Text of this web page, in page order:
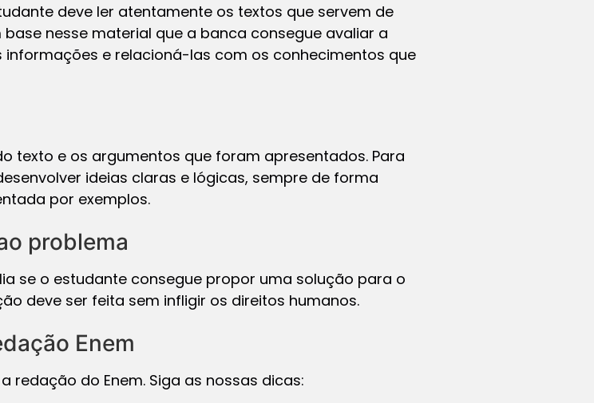
deve ler atentamente os textos que servem de
nesse material que a banca consegue avaliar a
e relacioná-las com os conhecimentos que
texto e os argumentos que foram apresentados. Para
ideias claras e lógicas, sempre de forma
por exemplos.
problema
se o estudante consegue propor uma solução para o
deve ser feita sem infligir os direitos humanos.
Enem
do Enem. Siga as nossas dicas: